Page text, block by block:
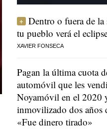
Dentro o fuera de
tu pueblo verá el
XAVIER FONSECA
Pagan la última cuota
automóvil que les
Noyamóvil en el 2020
inmovilizado dos años
«Fue dinero tirado»